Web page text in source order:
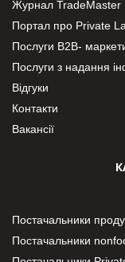
Журнал TradeMaster
Портал про Private
Послуги В2В-
Послуги з надання
Відгуки
Контакти
Вакансії
Постачальники
Постачальники